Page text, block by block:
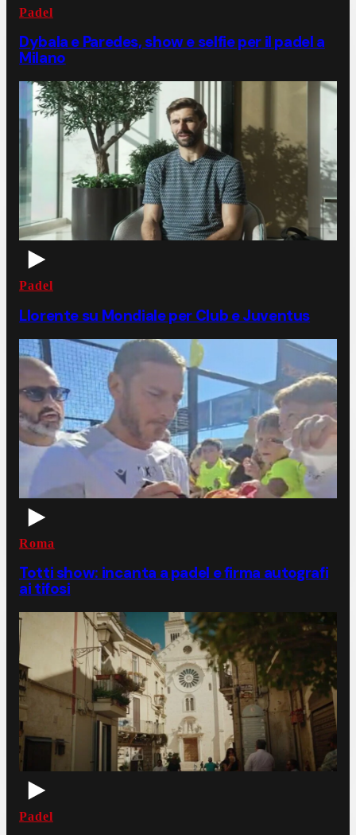
Padel
Dybala e Paredes, show e selfie per il padel a
Milano
Padel
Llorente su Mondiale per Club e Juventus
Roma
Totti show: incanta a padel e firma autografi
ai tifosi
Padel